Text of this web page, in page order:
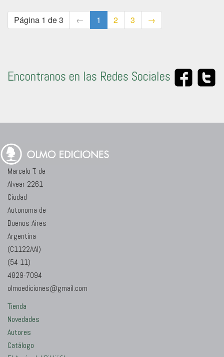
Página 1 de 3 ← 1 2 3 →
Encontranos en las Redes Sociales
Marcelo T. de
Alvear 2261
Ciudad
Autonoma de
Buenos Aires
Argentina
(C1122AAI)
(54 11)
4829-7094
olmoediciones@gmail.com
Tienda
Novedades
Autores
Catálogo